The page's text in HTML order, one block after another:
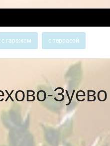
с гаражом с террасой